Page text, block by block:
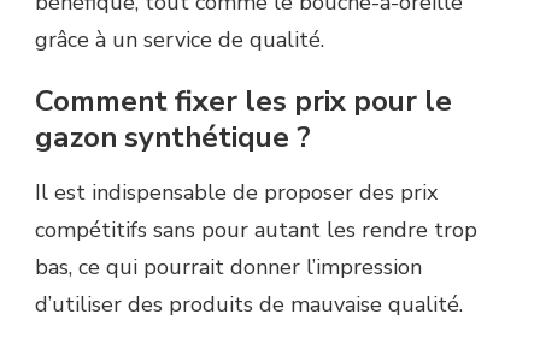
grâce à un service de qualité.
Comment fixer les prix pour le
gazon synthétique ?
Il est indispensable de proposer des prix
compétitifs sans pour autant les rendre trop
bas, ce qui pourrait donner l’impression
d’utiliser des produits de mauvaise qualité.